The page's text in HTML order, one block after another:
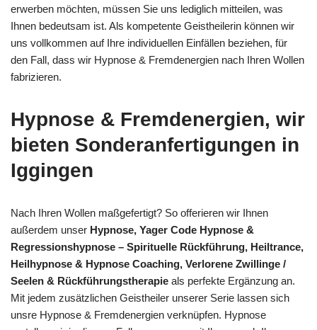
erwerben möchten, müssen Sie uns lediglich mitteilen, was
Ihnen bedeutsam ist. Als kompetente Geistheilerin können wir
uns vollkommen auf Ihre individuellen Einfällen beziehen, für
den Fall, dass wir Hypnose & Fremdenergien nach Ihren Wollen
fabrizieren.
Hypnose & Fremdenergien, wir
bieten Sonderanfertigungen in
Iggingen
Nach Ihren Wollen maßgefertigt? So offerieren wir Ihnen
außerdem unser Hypnose, Yager Code Hypnose &
Regressionshypnose – Spirituelle Rückführung, Heiltrance,
Heilhypnose & Hypnose Coaching, Verlorene Zwillinge /
Seelen & Rückführungstherapie als perfekte Ergänzung an.
Mit jedem zusätzlichen Geistheiler unserer Serie lassen sich
unsre Hypnose & Fremdenergien verknüpfen. Hypnose